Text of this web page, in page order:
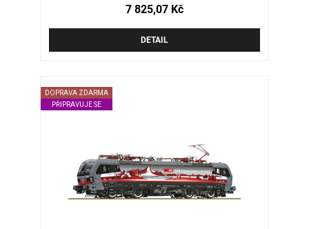
7 825,07 Kč
DETAIL
DOPRAVA ZDARMA
PŘIPRAVUJE SE